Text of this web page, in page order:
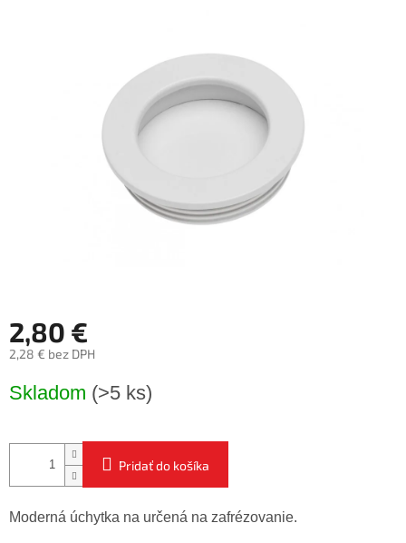
2,80 €
2,28 € bez DPH
cena:
Skladom (>5 ks)
Pridať do košíka
Moderná úchytka na určená na zafrézovanie.